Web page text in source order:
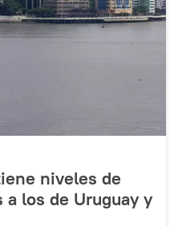
niveles de
los de Uruguay y